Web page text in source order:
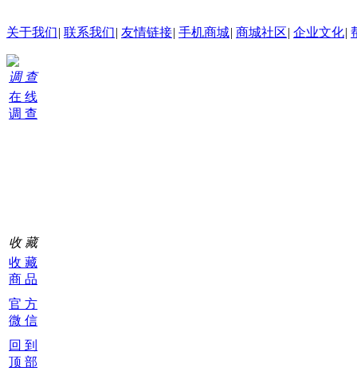
关于我们| 联系我们| 友情链接| 手机商城| 商城社区| 企业文化|
调 查
在 线
调 查
收 藏
收 藏
商 品
官 方
微 信
回 到
顶 部